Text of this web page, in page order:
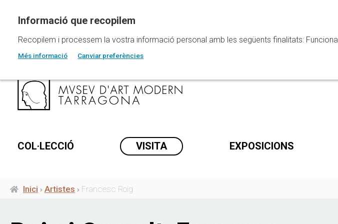
COL·LECCIÓ VISITA EXPOSICIONS
Fil
Inici Artistes Francesc Roig
Recopilem i processem la vostra informació personal amb les següents finalitats:
Més informació Canviar preferències